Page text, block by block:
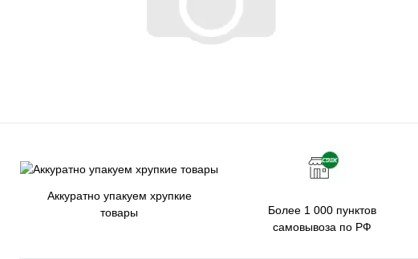
Аккуратно упакуем хрупкие
товары
Более 1 000 пунктов
самовывоза по РФ